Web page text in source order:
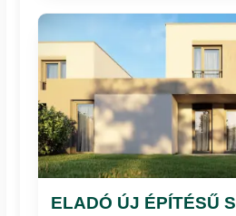
ELADÓ ÚJ ÉPÍTÉSŰ